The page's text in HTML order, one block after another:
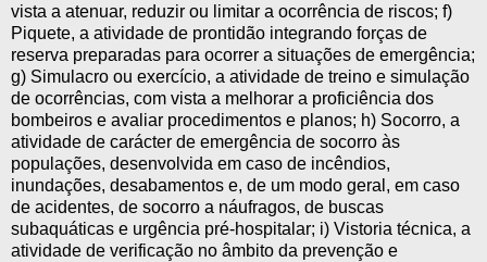
vista a atenuar, reduzir ou limitar a ocorrência de riscos; f)
Piquete, a atividade de prontidão integrando forças de
reserva preparadas para ocorrer a situações de emergência;
g) Simulacro ou exercício, a atividade de treino e simulação
de ocorrências, com vista a melhorar a proficiência dos
bombeiros e avaliar procedimentos e planos; h) Socorro, a
atividade de carácter de emergência de socorro às
populações, desenvolvida em caso de incêndios,
inundações, desabamentos e, de um modo geral, em caso
de acidentes, de socorro a náufragos, de buscas
subaquáticas e urgência pré-hospitalar; i) Vistoria técnica, a
atividade de verificação no âmbito da prevenção e